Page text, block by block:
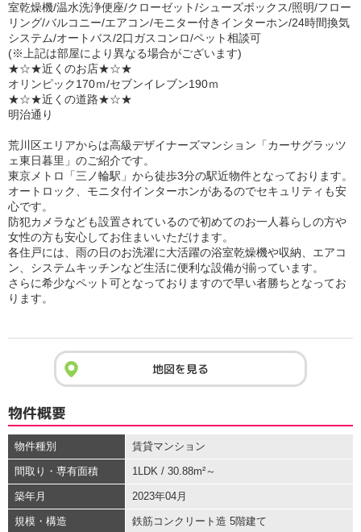
室乾燥機/温水洗浄便座/クローゼット/シューズボックス/照明/フロー
リング/バルコニー/エアコン/モニター付きインターホン/24時間換気
システム/オートバス/2口ガスコンロ/ペット相談可
(※上記は部屋により異なる場合がございます)
★☆★近くのお店★☆★
オリンピック170ｍ/セブンイレブン190ｍ
★☆★近くの道路★☆★
明治通り
荒川区エリアからは高級デザイナーズマンション「カーサグラッツ
ェ東日暮里」のご紹介です。
東京メトロ「三ノ輪駅」から徒歩3分の駅近物件となっております。
オートロック、モニタ付インターホンがあるのでセキュリティも安
心です。
防犯カメラなども設置されているので初めてのお一人暮らしの方や
女性の方も安心してお住まいいただけます。
各住戸には、雨の日のお洗濯に大活躍の浴室乾燥機や収納、エアコ
ン、システムキッチンなど生活に便利な設備が揃っています。
さらに希少なペット可となっておりますので早い者勝ちとなってお
ります。
地図を見る
物件概要
物件種別 賃貸マンション
間取り・専有面積 1LDK / 30.88m²～
築年月 2023年04月
規模・構造 鉄筋コンクリート造 5階建て